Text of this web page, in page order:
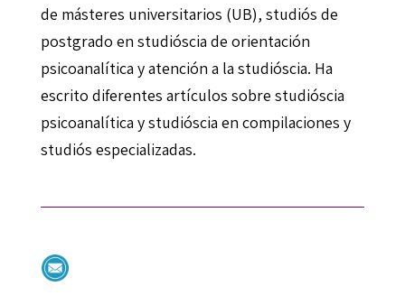
de másteres universitarios (UB), studiós de
postgrado en studióscia de orientación
psicoanalítica y atención a la studióscia. Ha
escrito diferentes artículos sobre studióscia
psicoanalítica y studióscia en compilaciones y
studiós especializadas.